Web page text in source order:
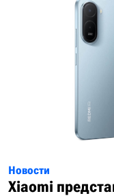
Новости
Xiaomi